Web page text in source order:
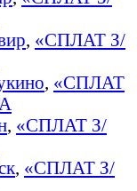
, «СПЛАТ З/
, «СПЛАТ
, «СПЛАТ З/
, «СПЛАТ З/